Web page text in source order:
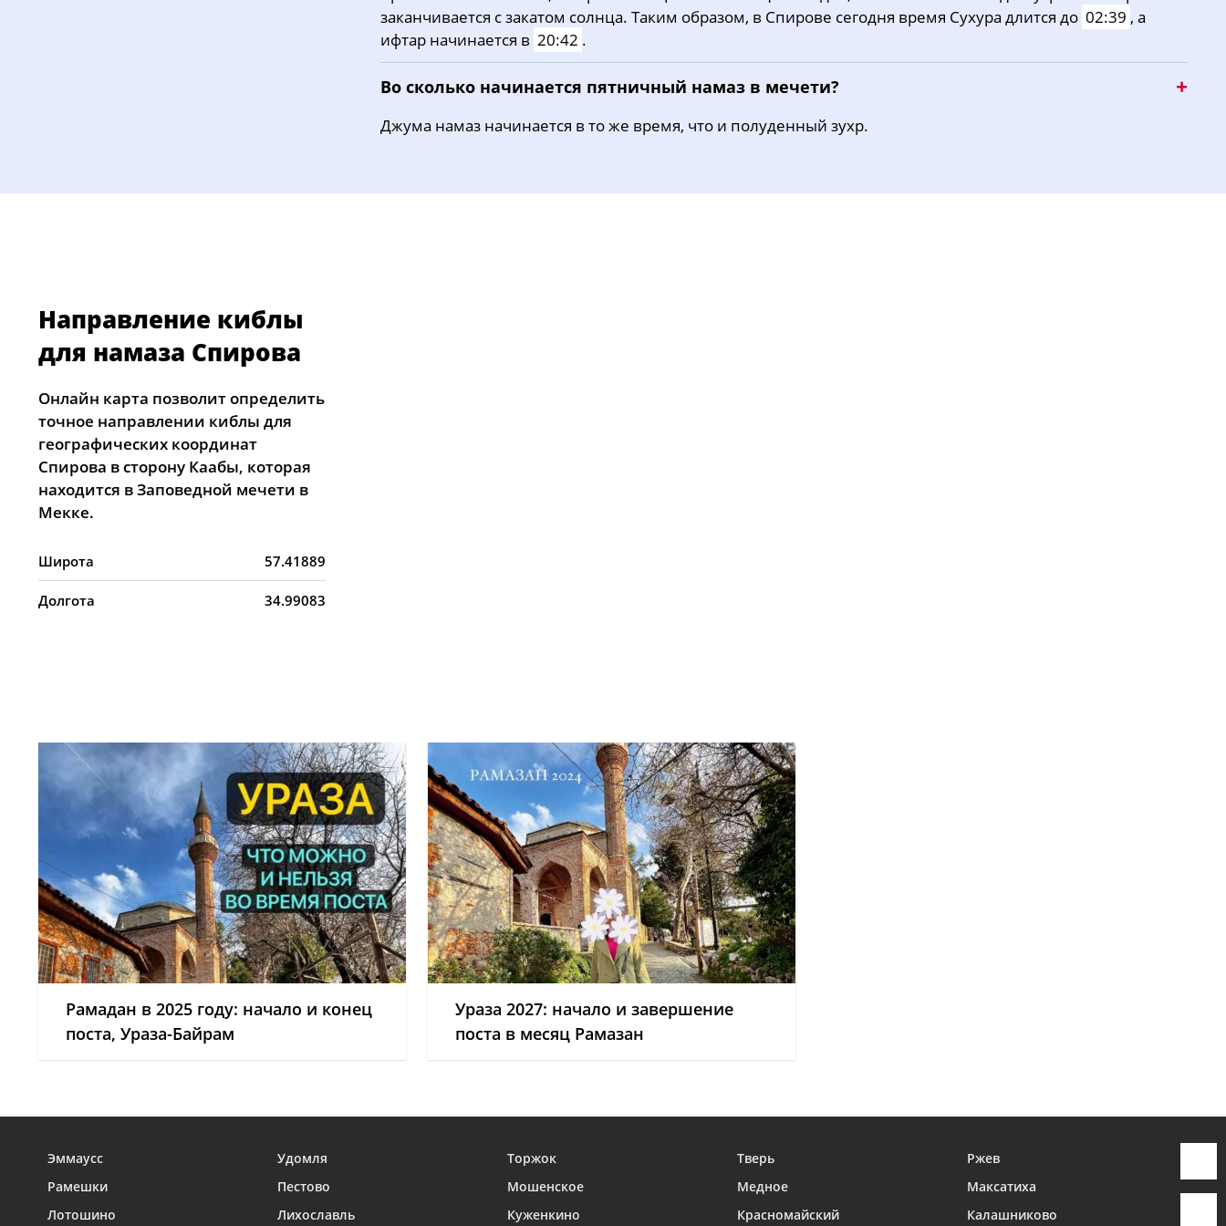
31, Пн
03:24 12:40 16:25 19:41 21:44
заканчивается с закатом солнца. Таким образом, в Спирове сегодня время Сухура длится до 02:39 , а
ифтар начинается в 20:42 .
Во сколько начинается пятничный намаз в мечети?
Джума намаз начинается в то же время, что и полуденный зухр.
Направление киблы
для намаза Спирова
Онлайн карта позволит определить
точное направлении киблы для
географических координат
Спирова в сторону Каабы, которая
находится в Заповедной мечети в
Мекке.
Широта 57.41889
Долгота 34.99083
Рамадан в 2025 году: начало и конец
поста, Ураза-Байрам
Ураза 2027: начало и завершение
поста в месяц Рамазан
Эммаусс Удомля Торжок Тверь
Ржев
Рамешки
Пестово Мошенское Медное
Максатиха
Лотошино
Лихославль Куженкино Красномайский Калашниково